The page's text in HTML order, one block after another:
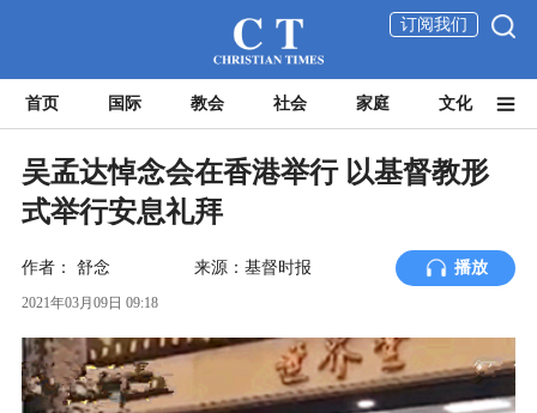
订阅我们
首页 国际 教会 社会 家庭 文化
吴孟达悼念会在香港举行 以基督教形
式举行安息礼拜
作者： 舒念 来源：基督时报 播放
2021年03月09日 09:18